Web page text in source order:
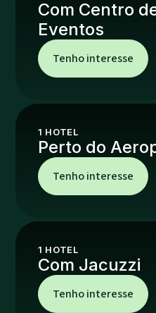
Com Centro
Eventos
Tenho interesse
1 HOTEL
Perto do
Tenho interesse
1 HOTEL
Com Jacuzzi
Tenho interesse